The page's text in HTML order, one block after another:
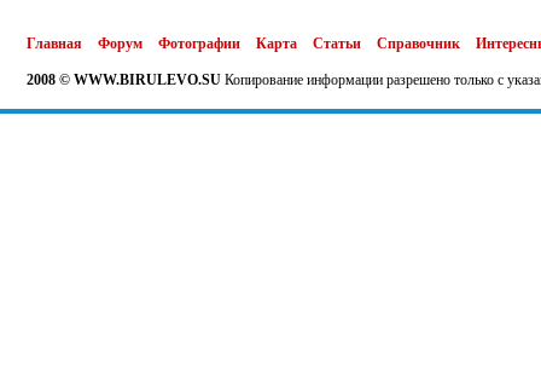
Главная Форум Фотографии Карта Статьи Справочник
2008 © WWW.BIRULEVO.SU Копирование информации разрешено только с